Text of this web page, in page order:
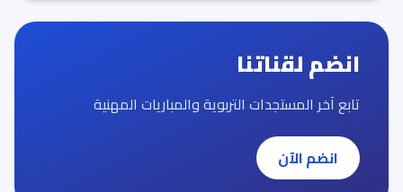
انضم لقناتنا
تابع آخر المستجدات التربوية والمباريات المهنية
انضم الآن